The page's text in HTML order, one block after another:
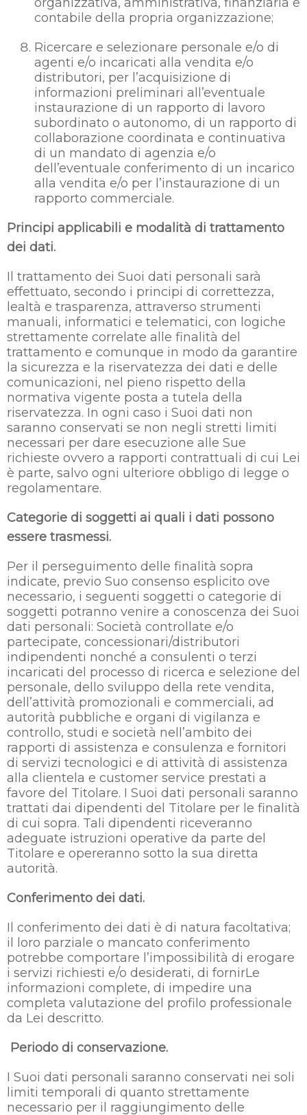
contabile della propria organizzazione;
Ricercare e selezionare personale e/o di
agenti e/o incaricati alla vendita e/o
distributori, per l’acquisizione di
informazioni preliminari all’eventuale
instaurazione di un rapporto di lavoro
subordinato o autonomo, di un rapporto di
collaborazione coordinata e continuativa
di un mandato di agenzia e/o
dell’eventuale conferimento di un incarico
alla vendita e/o per l’instaurazione di un
rapporto commerciale.
Principi applicabili e modalità di trattamento
dei dati.
Il trattamento dei Suoi dati personali sarà
effettuato, secondo i principi di correttezza,
lealtà e trasparenza, attraverso strumenti
manuali, informatici e telematici, con logiche
strettamente correlate alle finalità del
trattamento e comunque in modo da garantire
la sicurezza e la riservatezza dei dati e delle
comunicazioni, nel pieno rispetto della
normativa vigente posta a tutela della
riservatezza. In ogni caso i Suoi dati non
saranno conservati se non negli stretti limiti
necessari per dare esecuzione alle Sue
richieste ovvero a rapporti contrattuali di cui Lei
è parte, salvo ogni ulteriore obbligo di legge o
regolamentare.
Categorie di soggetti ai quali i dati possono
essere trasmessi.
Per il perseguimento delle finalità sopra
indicate, previo Suo consenso esplicito ove
necessario, i seguenti soggetti o categorie di
soggetti potranno venire a conoscenza dei Suoi
dati personali: Società controllate e/o
partecipate, concessionari/distributori
indipendenti nonché a consulenti o terzi
incaricati del processo di ricerca e selezione del
personale, dello sviluppo della rete vendita,
dell’attività promozionali e commerciali, ad
autorità pubbliche e organi di vigilanza e
controllo, studi e società nell’ambito dei
rapporti di assistenza e consulenza e fornitori
di servizi tecnologici e di attività di assistenza
alla clientela e customer service prestati a
favore del Titolare. I Suoi dati personali saranno
trattati dai dipendenti del Titolare per le finalità
di cui sopra. Tali dipendenti riceveranno
adeguate istruzioni operative da parte del
Titolare e opereranno sotto la sua diretta
autorità.
Conferimento dei dati.
Il conferimento dei dati è di natura facoltativa;
il loro parziale o mancato conferimento
potrebbe comportare l’impossibilità di erogare
i servizi richiesti e/o desiderati, di fornirLe
informazioni complete, di impedire una
completa valutazione del profilo professionale
da Lei descritto.
Periodo di conservazione.
I Suoi dati personali saranno conservati nei soli
limiti temporali di quanto strettamente
necessario per il raggiungimento delle